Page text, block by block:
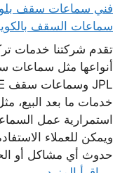
سماعات السقف
تقدم شركتنا خدمات
أنواعها مثل
خدمات ما بعد البيع،
استمرارية عمل
ويمكن للعملاء
حدوث أي مشاكل أو